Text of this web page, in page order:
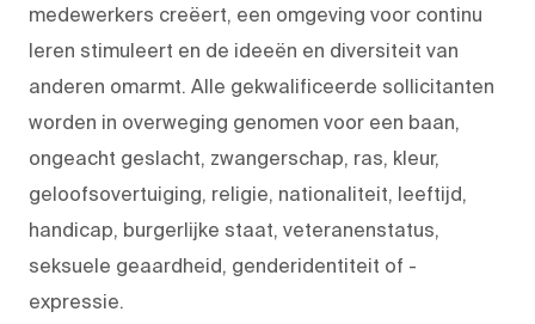
medewerkers creëert, een omgeving voor continu
leren stimuleert en de ideeën en diversiteit van
anderen omarmt. Alle gekwalificeerde sollicitanten
worden in overweging genomen voor een baan,
ongeacht geslacht, zwangerschap, ras, kleur,
geloofsovertuiging, religie, nationaliteit, leeftijd,
handicap, burgerlijke staat, veteranenstatus,
seksuele geaardheid, genderidentiteit of -
expressie.